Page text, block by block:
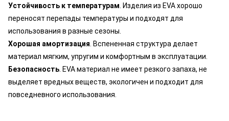
Устойчивость к температурам . Изделия из EVA хорошо
переносят перепады температуры и подходят для
использования в разные сезоны.
Хорошая амортизация . Вспененная структура делает
материал мягким, упругим и комфортным в эксплуатации.
Безопасность . EVA материал не имеет резкого запаха, не
выделяет вредных веществ, экологичен и подходит для
повседневного использования.